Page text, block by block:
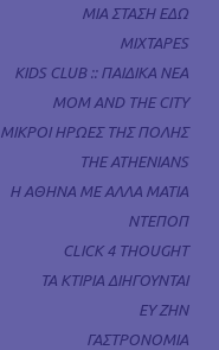
ΜΙΑ ΣΤΑΣΗ ΕΔΩ
MIXTAPES
KIDS CLUB :: ΠΑΙΔΙΚΑ ΝΕΑ
MOM AND THE CITY
ΜΙΚΡΟΙ ΗΡΩΕΣ ΤΗΣ ΠΟΛΗΣ
THE ATHENIANS
Η ΑΘΗΝΑ ΜΕ ΑΛΛΑ ΜΑΤΙΑ
ΝΤΕΠΟΠ
CLICK 4 THOUGHT
ΤΑ ΚΤΙΡΙΑ ΔΙΗΓΟΥΝΤΑΙ
ΕΥ ΖΗΝ
ΓΑΣΤΡΟΝΟΜΙΑ